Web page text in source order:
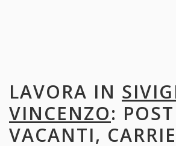
LAVORA IN
VINCENZO:
VACANTI,